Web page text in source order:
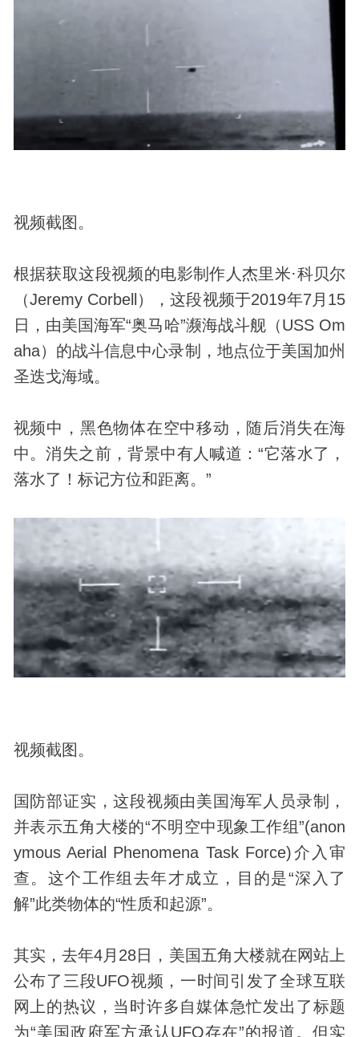
视频截图。
根据获取这段视频的电影制作人杰里米·科贝尔
（Jeremy Corbell），这段视频于2019年7月15
日，由美国海军“奥马哈”濒海战斗舰（USS Om
aha）的战斗信息中心录制，地点位于美国加州
圣迭戈海域。
视频中，黑色物体在空中移动，随后消失在海
中。消失之前，背景中有人喊道：“它落水了，
落水了！标记方位和距离。”
视频截图。
国防部证实，这段视频由美国海军人员录制，
并表示五角大楼的“不明空中现象工作组”(anon
ymous Aerial Phenomena Task Force)介入审
查。这个工作组去年才成立，目的是“深入了
解”此类物体的“性质和起源”。
其实，去年4月28日，美国五角大楼就在网站上
公布了三段UFO视频，一时间引发了全球互联
网上的热议，当时许多自媒体急忙发出了标题
为“美国政府军方承认UFO存在”的报道。但实